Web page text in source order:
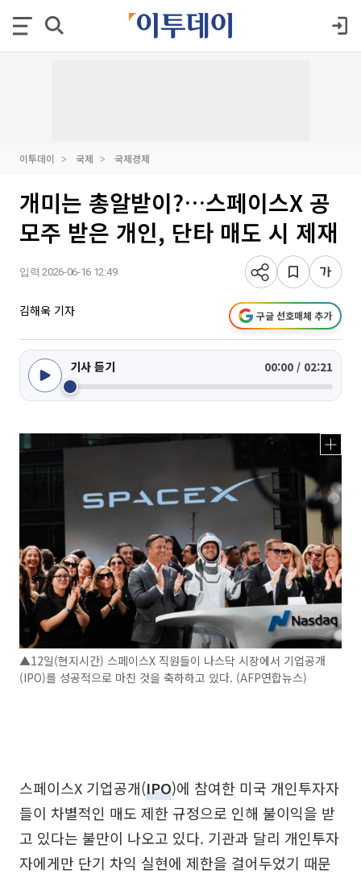
이투데이 국제 국제경제
개미는 총알받이?…스페이스X 공
모주 받은 개인, 단타 매도 시 제재
입력 2026-06-16 12:49
김해욱 기자 구글 선호매체 추가
기사 듣기 00:00 / 02:21
▲12일(현지시간) 스페이스X 직원들이 나스닥 시장에서 기업공개
(IPO)를 성공적으로 마친 것을 축하하고 있다. (AFP연합뉴스)
스페이스X 기업공개(IPO)에 참여한 미국 개인투자자
들이 차별적인 매도 제한 규정으로 인해 불이익을 받
고 있다는 불만이 나오고 있다. 기관과 달리 개인투자
자에게만 단기 차익 실현에 제한을 걸어두었기 때문